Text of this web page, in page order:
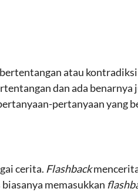
atau
dan ada benarnya
pertanyaan yang
cerita. Flashback
memasukkan